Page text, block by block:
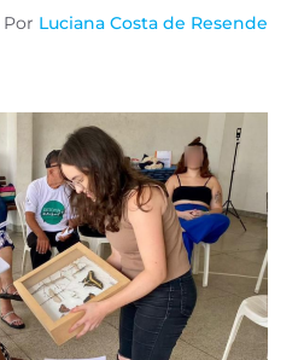
Por Luciana Costa de Resende